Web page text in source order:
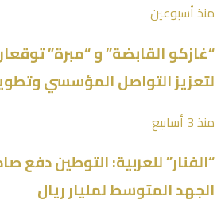
منذ أسبوعين
“غازكو القابضة” و “مبرة”
لتعزيز التواصل المؤسسي
منذ 3 أسابيع
“الفنار” للعربية: التوطين دفع
الجهد المتوسط لمليار ريال